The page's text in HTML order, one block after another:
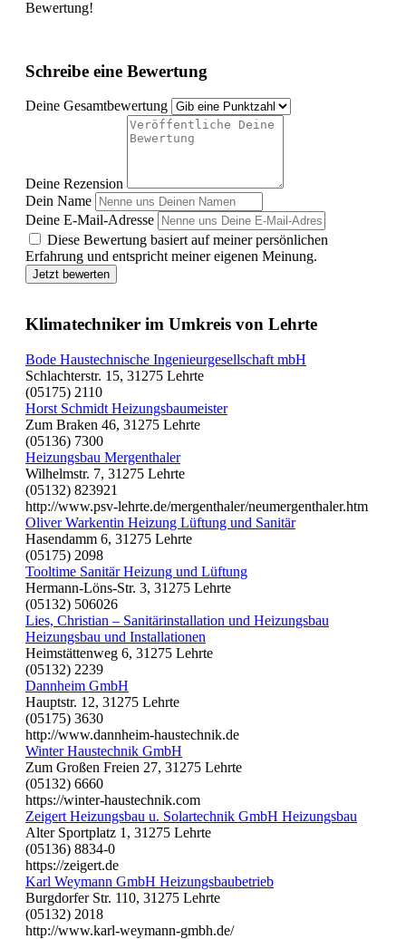
Bewertung!
Schreibe eine Bewertung
Deine Gesamtbewertung
Deine Rezension
Dein Name
Deine E-Mail-Adresse
Diese Bewertung basiert auf meiner persönlichen
Erfahrung und entspricht meiner eigenen Meinung.
Jetzt bewerten
Klimatechniker im Umkreis von Lehrte
Bode Haustechnische Ingenieurgesellschaft mbH
Schlachterstr. 15, 31275 Lehrte
(05175) 2110
Horst Schmidt Heizungsbaumeister
Zum Braken 46, 31275 Lehrte
(05136) 7300
Heizungsbau Mergenthaler
Wilhelmstr. 7, 31275 Lehrte
(05132) 823921
http://www.psv-lehrte.de/mergenthaler/neumergenthaler.htm
Oliver Warkentin Heizung Lüftung und Sanitär
Hasendamm 6, 31275 Lehrte
(05175) 2098
Tooltime Sanitär Heizung und Lüftung
Hermann-Löns-Str. 3, 31275 Lehrte
(05132) 506026
Lies, Christian – Sanitärinstallation und Heizungsbau
Heizungsbau und Installationen
Heimstättenweg 6, 31275 Lehrte
(05132) 2239
Dannheim GmbH
Hauptstr. 12, 31275 Lehrte
(05175) 3630
http://www.dannheim-haustechnik.de
Winter Haustechnik GmbH
Zum Großen Freien 27, 31275 Lehrte
(05132) 6660
https://winter-haustechnik.com
Zeigert Heizungsbau u. Solartechnik GmbH Heizungsbau
Alter Sportplatz 1, 31275 Lehrte
(05136) 8834-0
https://zeigert.de
Karl Weymann GmbH Heizungsbaubetrieb
Burgdorfer Str. 110, 31275 Lehrte
(05132) 2018
http://www.karl-weymann-gmbh.de/